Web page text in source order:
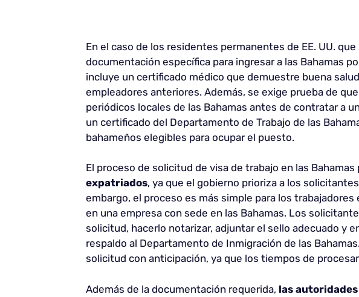
En el caso de los residentes permanentes de EE. UU.
documentación específica para ingresar a las Bahamas
incluye un certificado médico que demuestre buena
empleadores anteriores. Además, se exige prueba de
periódicos locales de las Bahamas antes de contratar a
un certificado del Departamento de Trabajo de las
bahameños elegibles para ocupar el puesto.
El proceso de solicitud de visa de trabajo en las Bahamas
expatriados, ya que el gobierno prioriza a los
embargo, el proceso es más simple para los
en una empresa con sede en las Bahamas. Los
solicitud, hacerlo notarizar, adjuntar el sello adecuado y
respaldo al Departamento de Inmigración de las
solicitud con anticipación, ya que los tiempos de
Además de la documentación requerida, las